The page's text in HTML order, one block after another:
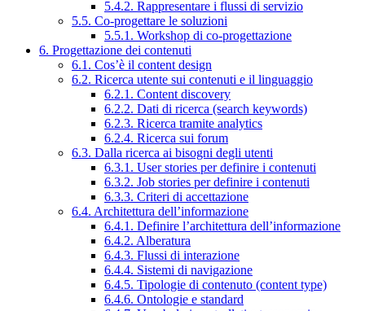
5.4.2. Rappresentare i flussi di servizio
5.5. Co-progettare le soluzioni
5.5.1. Workshop di co-progettazione
6. Progettazione dei contenuti
6.1. Cos’è il content design
6.2. Ricerca utente sui contenuti e il linguaggio
6.2.1. Content discovery
6.2.2. Dati di ricerca (search keywords)
6.2.3. Ricerca tramite analytics
6.2.4. Ricerca sui forum
6.3. Dalla ricerca ai bisogni degli utenti
6.3.1. User stories per definire i contenuti
6.3.2. Job stories per definire i contenuti
6.3.3. Criteri di accettazione
6.4. Architettura dell’informazione
6.4.1. Definire l’architettura dell’informazione
6.4.2. Alberatura
6.4.3. Flussi di interazione
6.4.4. Sistemi di navigazione
6.4.5. Tipologie di contenuto (content type)
6.4.6. Ontologie e standard